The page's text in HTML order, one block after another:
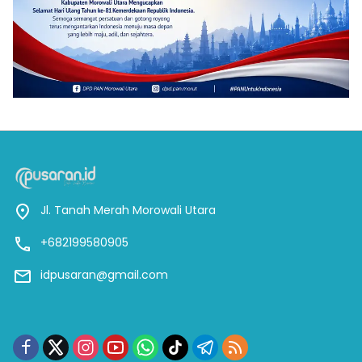
Jl. Tanah Merah Morowali Utara
+682199580905
idpusaran@gmail.com